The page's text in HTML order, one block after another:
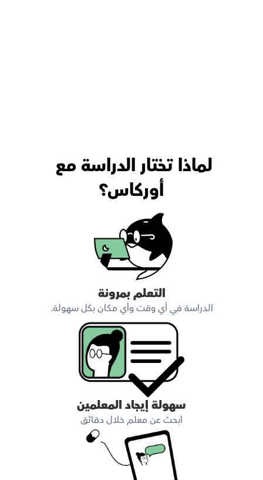
أوركاس؟
التعلم بمرونة
الدراسة في أي وقت وأي مكان بكل سهولة.
سهولة إيجاد المعلمين
ابحث عن معلم خلال دقائق